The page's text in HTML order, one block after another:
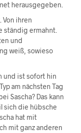
herausgegeben.
Von ihren
ständig ermahnt.
und
weiß, sowieso
und ist sofort hin
am nächsten Tag
Sascha? Das kann
sich die hübsche
hat mit
mit ganz anderen